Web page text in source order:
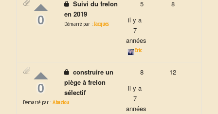
0
Suivi du frelon
en 2019
Démarré par :Jacques
5
8
il y a
7
années
Eric
0
construire un
piège à frelon
sélectif
Démarré par : Abaziou
8
12
il y a
7
années